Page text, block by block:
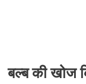
बल्ब की खोज